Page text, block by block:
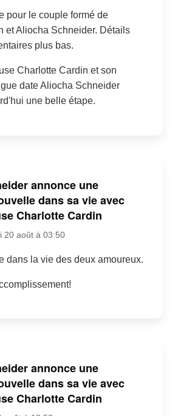
pour le couple formé de
et Aliocha Schneider. Détails
plus bas.
Charlotte Cardin et son
date Aliocha Schneider
une belle étape.
annonce une
dans sa vie avec
Charlotte Cardin
20 août à 03:50
dans la vie des deux amoureux.
annonce une
dans sa vie avec
Charlotte Cardin